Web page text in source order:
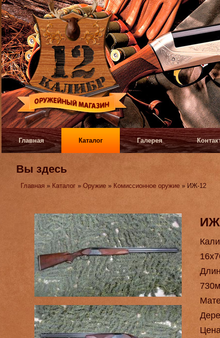
Главная Каталог Галерея
Вы здесь
Главная » Каталог »Оружие » Комиссионное оружие » ИЖ-12